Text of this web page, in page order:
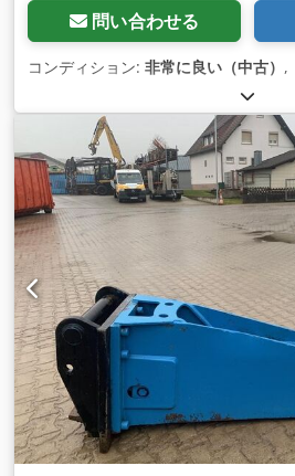
問い合わせる
コンディション: 非常に良い（中古） ,